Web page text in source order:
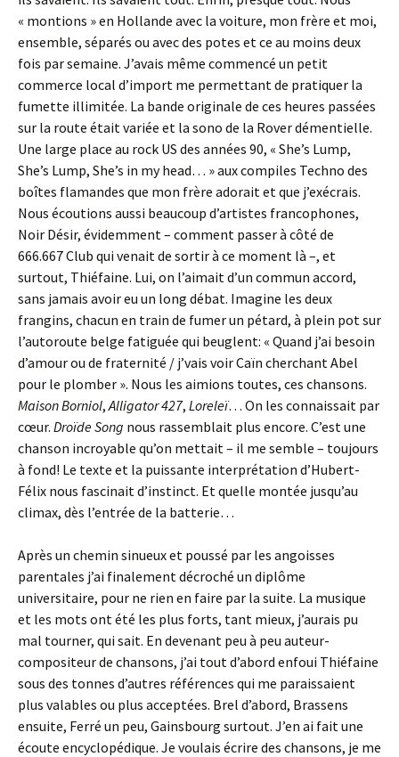
« montions » en Hollande avec la voiture, mon frère et moi,
ensemble, séparés ou avec des potes et ce au moins deux
fois par semaine. J’avais même commencé un petit
commerce local d’import me permettant de pratiquer la
fumette illimitée. La bande originale de ces heures passées
sur la route était variée et la sono de la Rover démentielle.
Une large place au rock US des années 90, « She’s Lump,
She’s Lump, She’s in my head… » aux compiles Techno des
boîtes flamandes que mon frère adorait et que j’exécrais.
Nous écoutions aussi beaucoup d’artistes francophones,
Noir Désir, évidemment – comment passer à côté de
666.667 Club qui venait de sortir à ce moment là –, et
surtout, Thiéfaine. Lui, on l’aimait d’un commun accord,
sans jamais avoir eu un long débat. Imagine les deux
frangins, chacun en train de fumer un pétard, à plein pot sur
l’autoroute belge fatiguée qui beuglent: « Quand j’ai besoin
d’amour ou de fraternité / j’vais voir Caïn cherchant Abel
pour le plomber ». Nous les aimions toutes, ces chansons.
Maison Borniol,Alligator 427, Loreleï… On les connaissait par
cœur. Droïde Song nous rassemblait plus encore. C’est une
chanson incroyable qu’on mettait – il me semble – toujours
à fond! Le texte et la puissante interprétation d’Hubert-
Félix nous fascinait d’instinct. Et quelle montée jusqu’au
climax, dès l’entrée de la batterie…
Après un chemin sinueux et poussé par les angoisses
parentales j’ai finalement décroché un diplôme
universitaire, pour ne rien en faire par la suite. La musique
et les mots ont été les plus forts, tant mieux, j’aurais pu
mal tourner, qui sait. En devenant peu à peu auteur-
compositeur de chansons, j’ai tout d’abord enfoui Thiéfaine
sous des tonnes d’autres références qui me paraissaient
plus valables ou plus acceptées. Brel d’abord, Brassens
ensuite, Ferré un peu, Gainsbourg surtout. J’en ai fait une
écoute encyclopédique. Je voulais écrire des chansons, je me